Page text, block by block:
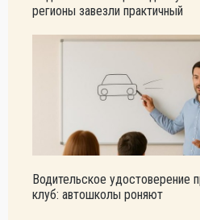
регионы завезли практичный
Водительское удостоверение
клуб: автошколы роняют